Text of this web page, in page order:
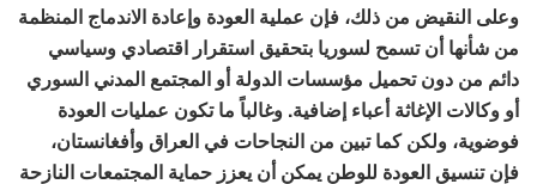
وعلى النقيض من ذلك، فإن عملية العودة وإعادة الاندماج المنظمة
من شأنها أن تسمح لسوريا بتحقيق استقرار اقتصادي وسياسي
دائم من دون تحميل مؤسسات الدولة أو المجتمع المدني السوري
أو وكالات الإغاثة أعباء إضافية. وغالباً ما تكون عمليات العودة
فوضوية، ولكن كما تبين من النجاحات في العراق وأفغانستان،
فإن تنسيق العودة للوطن يمكن أن يعزز حماية المجتمعات النازحة